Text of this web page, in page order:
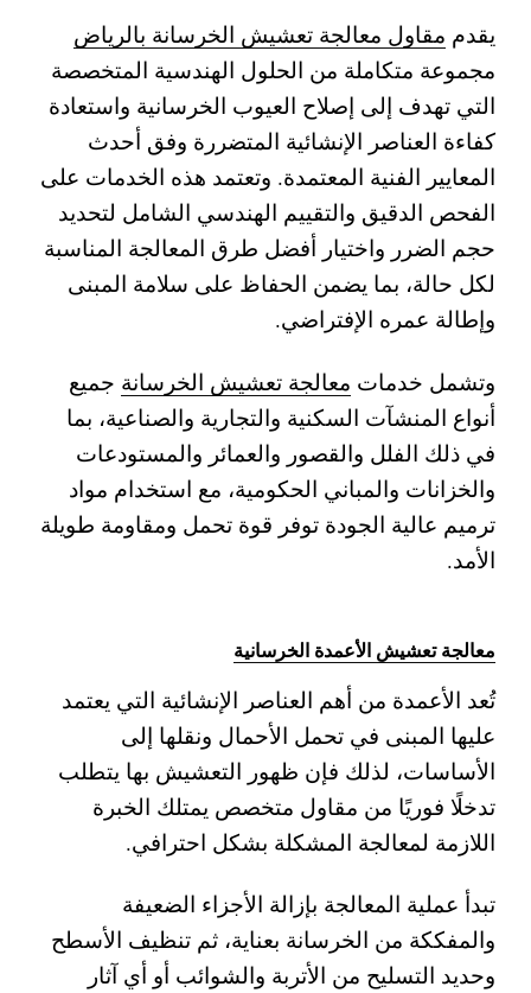
يقدم مقاول معالجة تعشيش الخرسانة بالرياض
مجموعة متكاملة من الحلول الهندسية المتخصصة
التي تهدف إلى إصلاح العيوب الخرسانية واستعادة
كفاءة العناصر الإنشائية المتضررة وفق أحدث
المعايير الفنية المعتمدة. وتعتمد هذه الخدمات على
الفحص الدقيق والتقييم الهندسي الشامل لتحديد
حجم الضرر واختيار أفضل طرق المعالجة المناسبة
لكل حالة، بما يضمن الحفاظ على سلامة المبنى
وإطالة عمره الإفتراضي.
وتشمل خدمات معالجة تعشيش الخرسانة جميع
أنواع المنشآت السكنية والتجارية والصناعية، بما
في ذلك الفلل والقصور والعمائر والمستودعات
والخزانات والمباني الحكومية، مع استخدام مواد
ترميم عالية الجودة توفر قوة تحمل ومقاومة طويلة
الأمد.
معالجة تعشيش الأعمدة الخرسانية
تُعد الأعمدة من أهم العناصر الإنشائية التي يعتمد
عليها المبنى في تحمل الأحمال ونقلها إلى
الأساسات، لذلك فإن ظهور التعشيش بها يتطلب
تدخلًا فوريًا من مقاول متخصص يمتلك الخبرة
اللازمة لمعالجة المشكلة بشكل احترافي.
تبدأ عملية المعالجة بإزالة الأجزاء الضعيفة
والمفككة من الخرسانة بعناية، ثم تنظيف الأسطح
وحديد التسليح من الأتربة والشوائب أو أي آثار